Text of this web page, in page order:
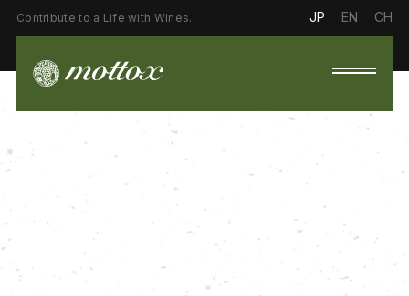
Contribute to a Life with Wines. JP EN CH